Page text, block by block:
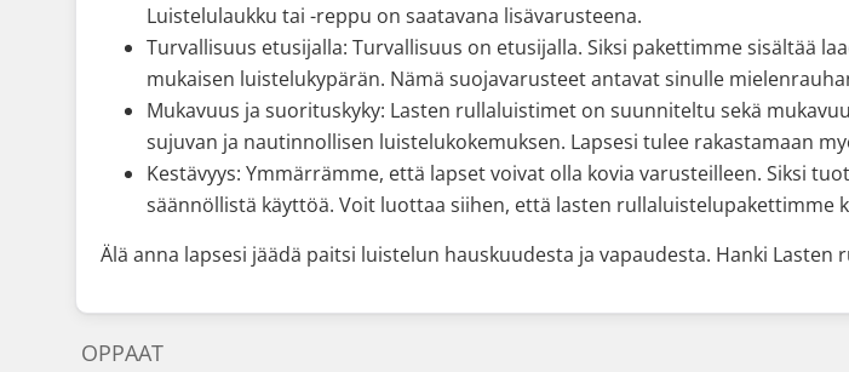
Luistelulaukku tai -reppu on saatavana lisävarusteena.
Turvallisuus etusijalla: Turvallisuus on etusijalla. Siksi pakettimme sisältää
mukaisen luistelukypärän. Nämä suojavarusteet antavat sinulle
Mukavuus ja suorituskyky: Lasten rullaluistimet on suunniteltu sekä
sujuvan ja nautinnollisen luistelukokemuksen. Lapsesi tulee rakastamaan
Kestävyys: Ymmärrämme, että lapset voivat olla kovia varusteilleen. Siksi
säännöllistä käyttöä. Voit luottaa siihen, että lasten rullaluistelupakettimme
Älä anna lapsesi jäädä paitsi luistelun hauskuudesta ja vapaudesta. Hanki
OPPAAT